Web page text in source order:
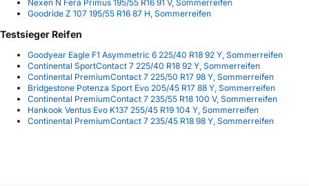
Nexen N Fera Primus 195/55 R16 91 V, Sommerreifen
Goodride Z 107 195/55 R16 87 H, Sommerreifen
Testsieger Reifen
Goodyear Eagle F1 Asymmetric 6 225/40 R18 92 Y, Sommerreifen
Continental SportContact 7 225/40 R18 92 Y, Sommerreifen
Continental PremiumContact 7 225/50 R17 98 Y, Sommerreifen
Bridgestone Potenza Sport Evo 205/45 R17 88 Y, Sommerreifen
Continental PremiumContact 7 235/55 R18 100 V, Sommerreifen
Hankook Ventus Evo K137 255/45 R19 104 Y, Sommerreifen
Continental PremiumContact 7 235/45 R18 98 Y, Sommerreifen